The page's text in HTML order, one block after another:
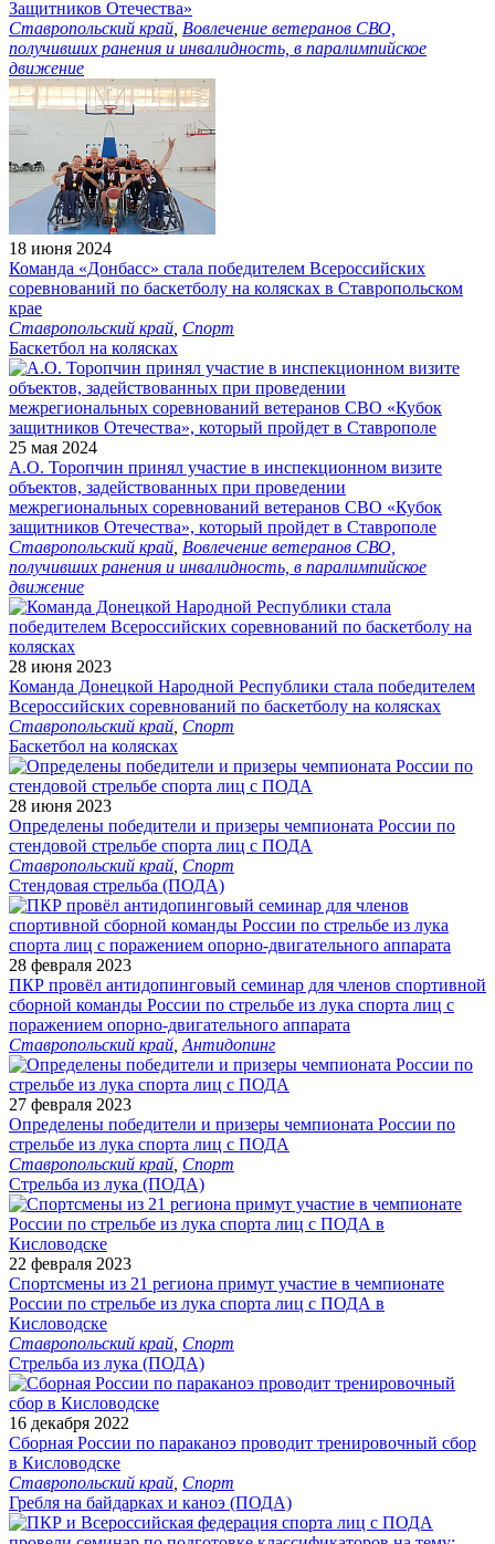
Защитников Отечества»
Ставропольский край Вовлечение ветеранов СВО,
получивших ранения и инвалидность, в паралимпийское
движение
18 июня 2024
Команда «Донбасс» стала победителем Всероссийских
соревнований по баскетболу на колясках в Ставропольском
крае
Ставропольский край Спорт
Баскетбол на колясках
25 мая 2024
А.О. Торопчин принял участие в инспекционном визите
объектов, задействованных при проведении
межрегиональных соревнований ветеранов СВО «Кубок
защитников Отечества», который пройдет в Ставрополе
Ставропольский край Вовлечение ветеранов СВО,
получивших ранения и инвалидность, в паралимпийское
движение
28 июня 2023
Команда Донецкой Народной Республики стала победителем
Всероссийских соревнований по баскетболу на колясках
Ставропольский край Спорт
Баскетбол на колясках
28 июня 2023
Определены победители и призеры чемпионата России по
стендовой стрельбе спорта лиц с ПОДА
Ставропольский край Спорт
Стендовая стрельба (ПОДА)
28 февраля 2023
ПКР провёл антидопинговый семинар для членов спортивной
сборной команды России по стрельбе из лука спорта лиц с
поражением опорно-двигательного аппарата
Ставропольский край Антидопинг
27 февраля 2023
Определены победители и призеры чемпионата России по
стрельбе из лука спорта лиц с ПОДА
Ставропольский край Спорт
Стрельба из лука (ПОДА)
22 февраля 2023
Спортсмены из 21 региона примут участие в чемпионате
России по стрельбе из лука спорта лиц с ПОДА в
Кисловодске
Ставропольский край Спорт
Стрельба из лука (ПОДА)
16 декабря 2022
Сборная России по параканоэ проводит тренировочный сбор
в Кисловодске
Ставропольский край Спорт
Гребля на байдарках и каноэ (ПОДА)